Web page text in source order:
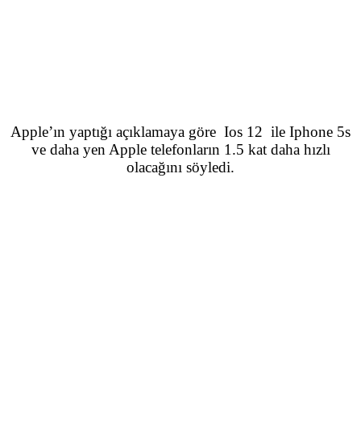
Apple’ın yaptığı açıklamaya göre Ios 12 ile Iphone 5s
ve daha yen Apple telefonların 1.5 kat daha hızlı
olacağını söyledi.